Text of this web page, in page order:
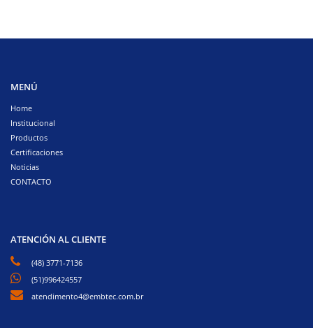
MENÚ
Home
Institucional
Productos
Certificaciones
Noticias
CONTACTO
ATENCIÓN AL CLIENTE
(48) 3771-7136
(51)996424557
atendimento4@embtec.com.br